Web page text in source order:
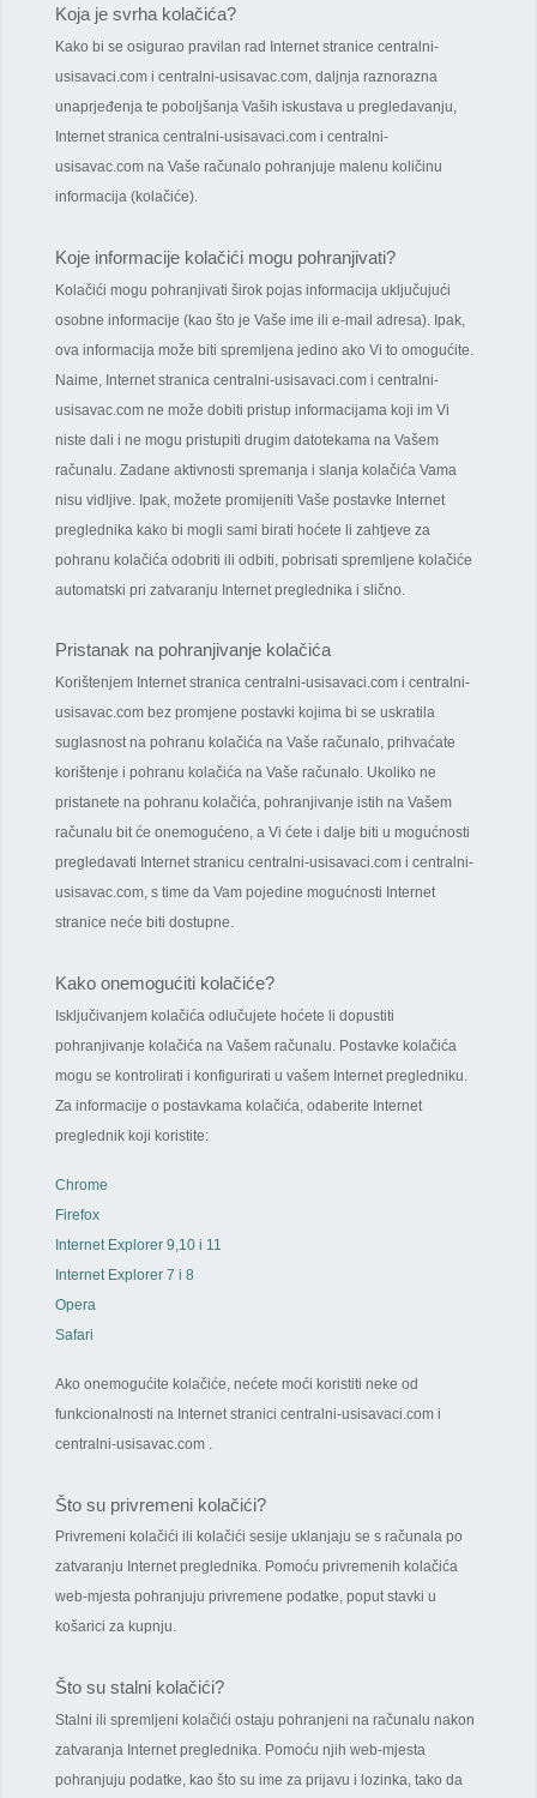
Koja je svrha kolačića?
Kako bi se osigurao pravilan rad Internet stranice centralni-
usisavaci.com i centralni-usisavac.com, daljnja raznorazna
unaprjeđenja te poboljšanja Vaših iskustava u pregledavanju,
Internet stranica centralni-usisavaci.com i centralni-
usisavac.com na Vaše računalo pohranjuje malenu količinu
informacija (kolačiće).
Koje informacije kolačići mogu pohranjivati?
Kolačići mogu pohranjivati širok pojas informacija uključujući
osobne informacije (kao što je Vaše ime ili e-mail adresa). Ipak,
ova informacija može biti spremljena jedino ako Vi to omogućite.
Naime, Internet stranica centralni-usisavaci.com i centralni-
usisavac.com ne može dobiti pristup informacijama koji im Vi
niste dali i ne mogu pristupiti drugim datotekama na Vašem
računalu. Zadane aktivnosti spremanja i slanja kolačića Vama
nisu vidljive. Ipak, možete promijeniti Vaše postavke Internet
preglednika kako bi mogli sami birati hoćete li zahtjeve za
pohranu kolačića odobriti ili odbiti, pobrisati spremljene kolačiće
automatski pri zatvaranju Internet preglednika i slično.
Pristanak na pohranjivanje kolačića
Korištenjem Internet stranica centralni-usisavaci.com i centralni-
usisavac.com bez promjene postavki kojima bi se uskratila
suglasnost na pohranu kolačića na Vaše računalo, prihvaćate
korištenje i pohranu kolačića na Vaše računalo. Ukoliko ne
pristanete na pohranu kolačića, pohranjivanje istih na Vašem
računalu bit će onemogućeno, a Vi ćete i dalje biti u mogućnosti
pregledavati Internet stranicu centralni-usisavaci.com i centralni-
usisavac.com, s time da Vam pojedine mogućnosti Internet
stranice neće biti dostupne.
Kako onemogućiti kolačiće?
Isključivanjem kolačića odlučujete hoćete li dopustiti
pohranjivanje kolačića na Vašem računalu. Postavke kolačića
mogu se kontrolirati i konfigurirati u vašem Internet pregledniku.
Za informacije o postavkama kolačića, odaberite Internet
preglednik koji koristite:
Chrome
Firefox
Internet Explorer 9,10 i 11
Internet Explorer 7 i 8
Opera
Safari
Ako onemogućite kolačiće, nećete moći koristiti neke od
funkcionalnosti na Internet stranici centralni-usisavaci.com i
centralni-usisavac.com .
Što su privremeni kolačići?
Privremeni kolačići ili kolačići sesije uklanjaju se s računala po
zatvaranju Internet preglednika. Pomoću privremenih kolačića
web-mjesta pohranjuju privremene podatke, poput stavki u
košarici za kupnju.
Što su stalni kolačići?
Stalni ili spremljeni kolačići ostaju pohranjeni na računalu nakon
zatvaranja Internet preglednika. Pomoću njih web-mjesta
pohranjuju podatke, kao što su ime za prijavu i lozinka, tako da